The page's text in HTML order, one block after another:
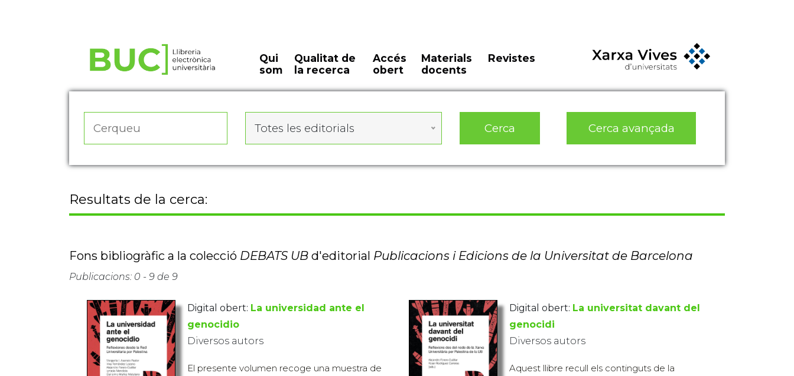
Qui
som
Qualitat de
la recerca
Accés
obert
Materials
docents
Revistes
Totes les editorials Cerca Cerca avançada
Resultats de la cerca:
Fons bibliogràfic a la colecció DEBATS UB d'editorial Publicacions i Edicions de la Universitat de Barcelona
Publicacions: 0 - 9 de 9
Digital obert: La universidad ante el
genocidio
Diversos autors
El presente volumen recoge una muestra de
Digital obert: La universitat davant del
genocidi
Diversos autors
Aquest llibre recull els continguts de la